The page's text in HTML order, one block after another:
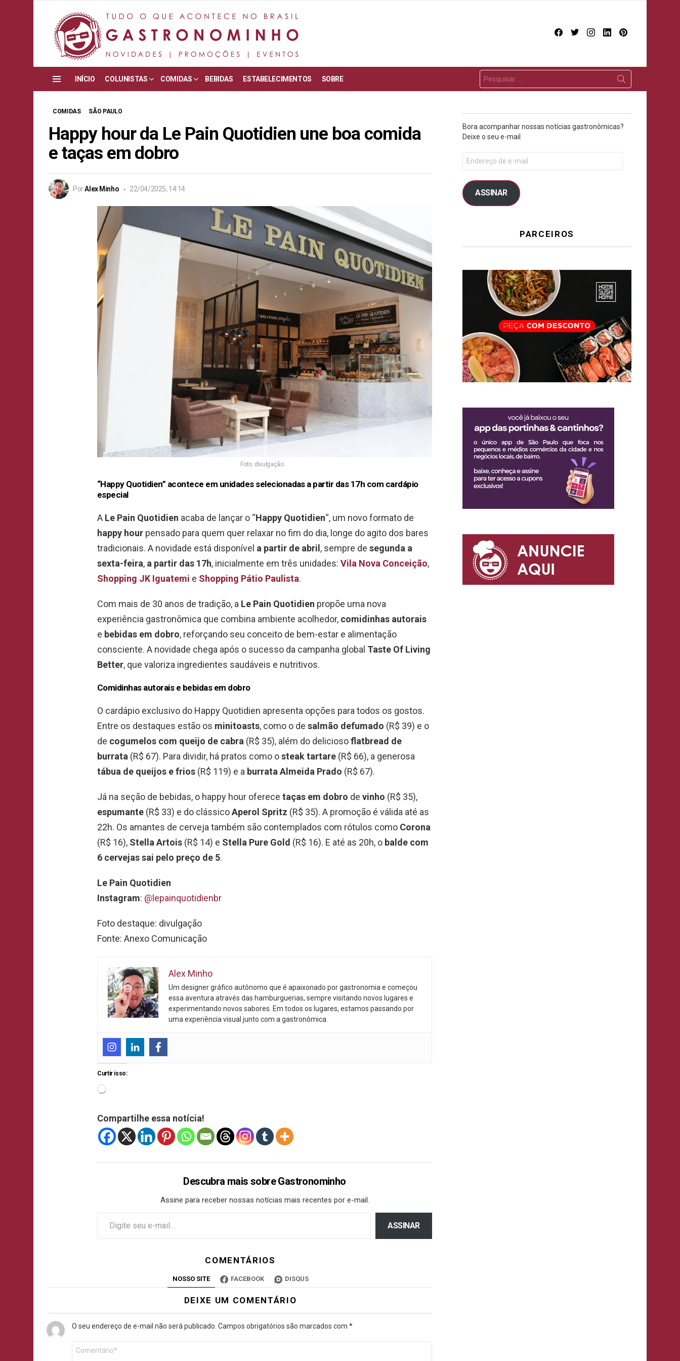
facebooktwitterinstagram
linkedin
INÍCIO COLUNISTAS COMIDAS BEBIDAS ESTABELECIMENTOS SOBRE
COMIDAS SÃO PAULO
Happy hour da Le Pain Quotidien une boa comida
e taças em dobro
PorAlex Minho 22/04/2025, 14:14
Foto: divulgação
“Happy Quotidien” acontece em unidades selecionadas a partir das 17h com cardápio
especial
A Le Pain Quotidien acaba de lançar o “Happy Quotidien“, um novo formato de
happy hour pensado para quem quer relaxar no fim do dia, longe do agito dos bares
tradicionais. A novidade está disponível a partir de abril, sempre de segunda a
sexta-feira, a partir das 17h, inicialmente em três unidades: Vila Nova Conceição,
Shopping JK Iguatemi e Shopping Pátio Paulista.
Com mais de 30 anos de tradição, a Le Pain Quotidien propõe uma nova
experiência gastronômica que combina ambiente acolhedor, comidinhas autorais
e bebidas em dobro, reforçando seu conceito de bem-estar e alimentação
consciente. A novidade chega após o sucesso da campanha global Taste Of Living
Better, que valoriza ingredientes saudáveis e nutritivos.
Comidinhas autorais e bebidas em dobro
O cardápio exclusivo do Happy Quotidien apresenta opções para todos os gostos.
Entre os destaques estão os minitoasts, como o de salmão defumado (R$ 39) e o
de cogumelos com queijo de cabra (R$ 35), além do deliciosoflatbread de
burrata (R$ 67). Para dividir, há pratos como osteak tartare (R$ 66), a generosa
tábua de queijos e frios (R$ 119) e a burrata Almeida Prado (R$ 67).
Já na seção de bebidas, o happy hour oferece taças em dobro de vinho (R$ 35),
espumante (R$ 33) e do clássicoAperol Spritz (R$ 35). A promoção é válida até as
22h. Os amantes de cerveja também são contemplados com rótulos como Corona
(R$ 16), Stella Artois (R$ 14) e Stella Pure Gold (R$ 16). E até as 20h, o balde com
6 cervejas sai pelo preço de 5.
Le Pain Quotidien
Instagram: @lepainquotidienbr
Foto destaque: divulgação
Fonte: Anexo Comunicação
Alex Minho
Um designer gráfico autônomo que é apaixonado por gastronomia e começou
essa aventura através das hamburguerias, sempre visitando novos lugares e
experimentando novos sabores. Em todos os lugares, estamos passando por
uma experiência visual junto com a gastronômica.
Curtir isso:
Compartilhe essa notícia!
Descubra mais sobre Gastronominho
Assine para receber nossas notícias mais recentes por e-mail.
ASSINAR
COMENTÁRIOS
NOSSO SITE FACEBOOK DISQUS
DEIXE UM COMENTÁRIO
O seu endereço de e-mail não será publicado. Campos obrigatórios são marcados com *
Bora acompanhar nossas notícias gastronômicas?
Deixe o seu e-mail
ASSINAR
PARCEIROS